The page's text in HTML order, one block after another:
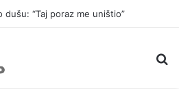
“Taj poraz me uništio”